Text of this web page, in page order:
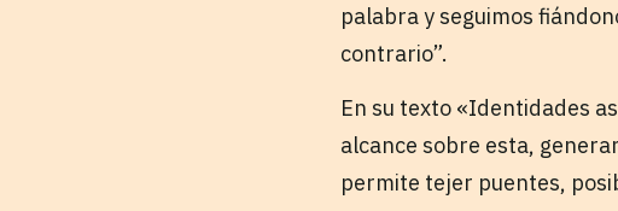
palabra y seguimos
contrario”.
En su texto «Identidades
alcance sobre esta,
permite tejer puentes,